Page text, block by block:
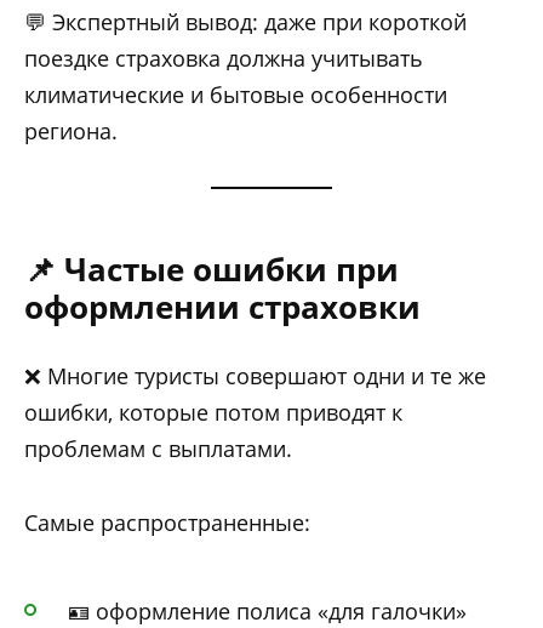
💬 Экспертный вывод: даже при короткой
поездке страховка должна учитывать
климатические и бытовые особенности
региона.
📌 Частые ошибки при
оформлении страховки
❌ Многие туристы совершают одни и те же
ошибки, которые потом приводят к
проблемам с выплатами.
Самые распространенные:
🪪 оформление полиса «для галочки»